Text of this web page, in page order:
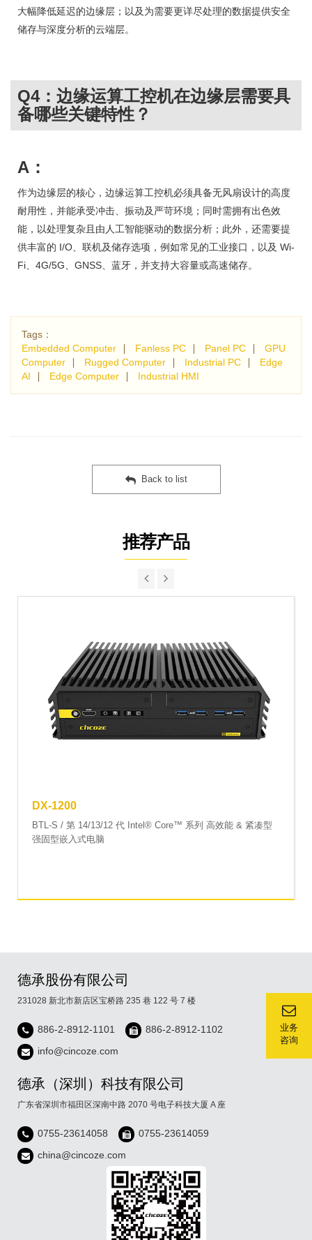
业务
咨询
大幅降低延迟的边缘层；以及为需要更详尽处理的数据提供安全
储存与深度分析的云端层。
Q4：边缘运算工控机在边缘层需要具
备哪些关键特性？
A：
作为边缘层的核心，边缘运算工控机必须具备无风扇设计的高度
耐用性，并能承受冲击、振动及严苛环境；同时需拥有出色效
能，以处理复杂且由人工智能驱动的数据分析；此外，还需要提
供丰富的 I/O、联机及储存选项，例如常见的工业接口，以及 Wi-
Fi、4G/5G、GNSS、蓝牙，并支持大容量或高速储存。
Tags：
Embedded Computer ∣ Fanless PC ∣ Panel PC ∣ GPU
Computer ∣ Rugged Computer ∣ Industrial PC ∣ Edge
AI ∣ Edge Computer ∣ Industrial HMI
Back to list
推荐产品
DX-1200
BTL-S / 第 14/13/12 代 Intel® Core™ 系列 高效能 & 紧凑型
强固型嵌入式电脑
德承股份有限公司
231028 新北市新店区宝桥路 235 巷 122 号 7 楼
886-2-8912-1101
886-2-8912-1102
info@cincoze.com
德承（深圳）科技有限公司
广东省深圳市福田区深南中路 2070 号电子科技大厦 A 座
0755-23614058
0755-23614059
china@cincoze.com